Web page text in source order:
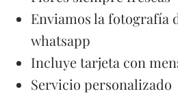
Enviamos la fotografía
whatsapp
Incluye tarjeta con
Servicio personalizado